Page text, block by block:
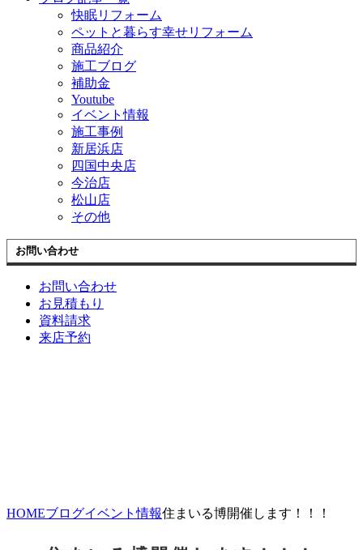
快眠リフォーム
ペットと暮らす幸せリフォーム
商品紹介
施工ブログ
補助金
Youtube
イベント情報
施工事例
新居浜店
四国中央店
今治店
松山店
その他
お問い合わせ
お問い合わせ
お見積もり
資料請求
来店予約
HOMEブログイベント情報住まいる博開催します！！！